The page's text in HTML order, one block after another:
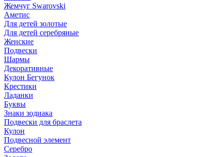
Жемчуг Swarovski
Аметис
Для детей золотые
Для детей серебряные
Женские
Подвески
Шармы
Декоративные
Кулон Бегунок
Крестики
Ладанки
Буквы
Знаки зодиака
Подвески для браслета
Кулон
Подвесной элемент
Серебро